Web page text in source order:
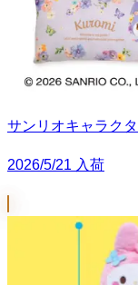
サンリオキャラク
2026/5/21 入荷